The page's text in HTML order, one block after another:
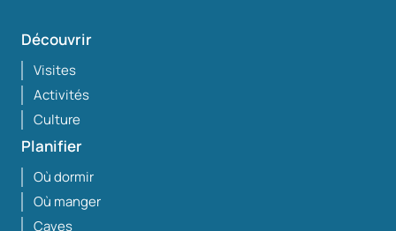
Découvrir
Visites
Activités
Culture
Planifier
Où dormir
Où manger
Caves